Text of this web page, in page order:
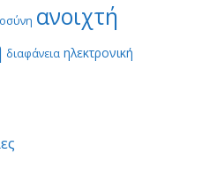
ανοιχτή
διαφάνεια ηλεκτρονική